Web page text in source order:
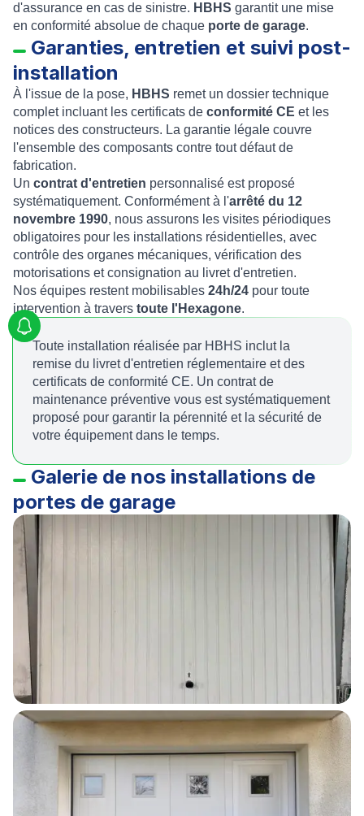
d'assurance en cas de sinistre. HBHS garantit une mise
en conformité absolue de chaque porte de garage.
Garanties, entretien et suivi post-
installation
À l'issue de la pose, HBHS remet un dossier technique
complet incluant les certificats de conformité CE et les
notices des constructeurs. La garantie légale couvre
l'ensemble des composants contre tout défaut de
fabrication.
Un contrat d'entretien personnalisé est proposé
systématiquement. Conformément à l'arrêté du 12
novembre 1990, nous assurons les visites périodiques
obligatoires pour les installations résidentielles, avec
contrôle des organes mécaniques, vérification des
motorisations et consignation au livret d'entretien.
Nos équipes restent mobilisables 24h/24 pour toute
intervention à travers toute l'Hexagone.
Toute installation réalisée par HBHS inclut la
remise du livret d'entretien réglementaire et des
certificats de conformité CE. Un contrat de
maintenance préventive vous est systématiquement
proposé pour garantir la pérennité et la sécurité de
votre équipement dans le temps.
Galerie de nos installations de
portes de garage